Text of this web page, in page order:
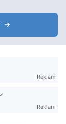
Reklam
Reklam